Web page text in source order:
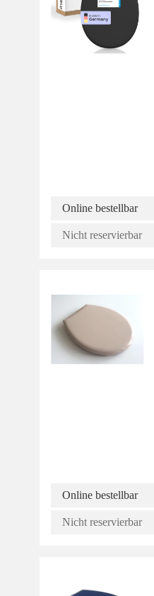
Online bestellbar
Nicht reservierbar
Online bestellbar
Nicht reservierbar